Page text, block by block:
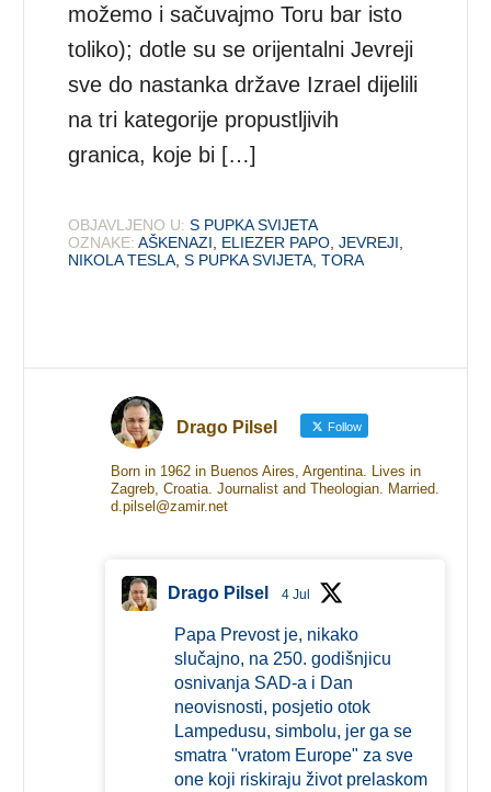
možemo i sačuvajmo Toru bar isto
toliko); dotle su se orijentalni Jevreji
sve do nastanka države Izrael dijelili
na tri kategorije propustljivih
granica, koje bi […]
OBJAVLJENO U: S PUPKA SVIJETA
OZNAKE: AŠKENAZI ELIEZER PAPO ,JEVREJI
NIKOLA TESLA ,S PUPKA SVIJETA ,TORA
Drago Pilsel Follow
Born in 1962 in Buenos Aires, Argentina. Lives in
Zagreb, Croatia. Journalist and Theologian. Married.
d.pilsel@zamir.net
Drago Pilsel 4 Jul
Papa Prevost je, nikako
slučajno, na 250. godišnjicu
osnivanja SAD-a i Dan
neovisnosti, posjetio otok
Lampedusu, simbolu, jer ga se
smatra "vratom Europe" za sve
one koji riskiraju život prelaskom